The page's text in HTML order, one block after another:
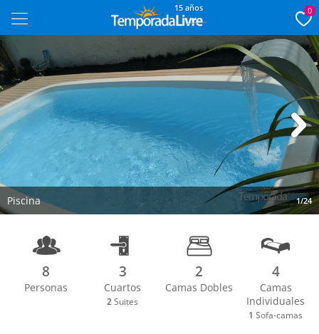
15 años 0
Piscina 1/24
Next
8
Personas
3
Cuartos
2 Suites
2
Camas Dobles
4
Camas
Individuales
1 Sofa-camas